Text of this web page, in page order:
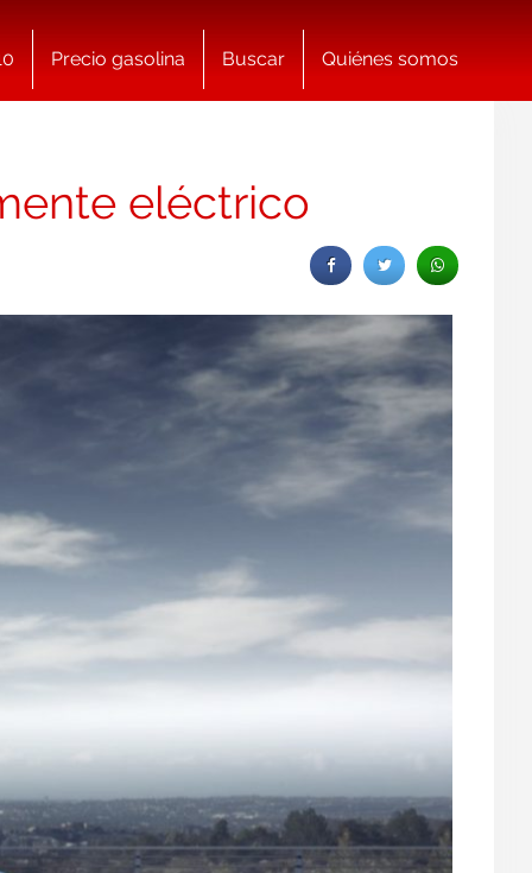
Precio gasolina Buscar Quiénes somos
eléctrico